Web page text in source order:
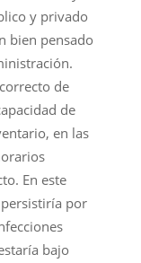
y privado
bien pensado
de
de
en las
En este
por
bajo